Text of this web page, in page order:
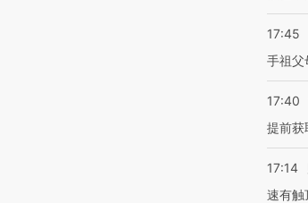
17:45
手祖父
17:40
提前获
17:14
速有触